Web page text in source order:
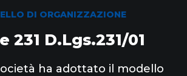
DI ORGANIZZAZIONE
231 D.Lgs.231/01
ha adottato il modello